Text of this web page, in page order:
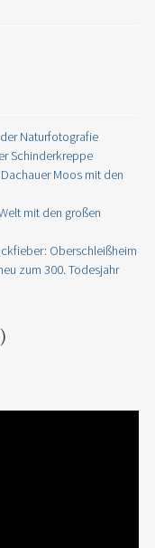
Naturfotografie
Schinderkreppe
Moos mit den
mit den großen
Oberschleißheim
zum 300. Todesjahr